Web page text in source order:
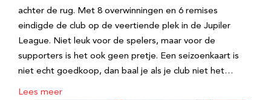
achter de rug. Met 8 overwinningen en 6 remises
eindigde de club op de veertiende plek in de Jupiler
League. Niet leuk voor de spelers, maar voor de
supporters is het ook geen pretje. Een seizoenkaart is
niet echt goedkoop, dan baal je als je club niet het…
Lees meer